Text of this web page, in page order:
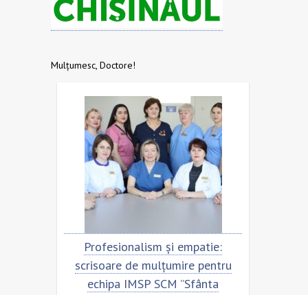
Mulțumesc, Doctore!
și empatie:
de mulțumire pentru
IMSP SCM ”Sfânta
Scrisoare de
echipa SCM ”Sfânta